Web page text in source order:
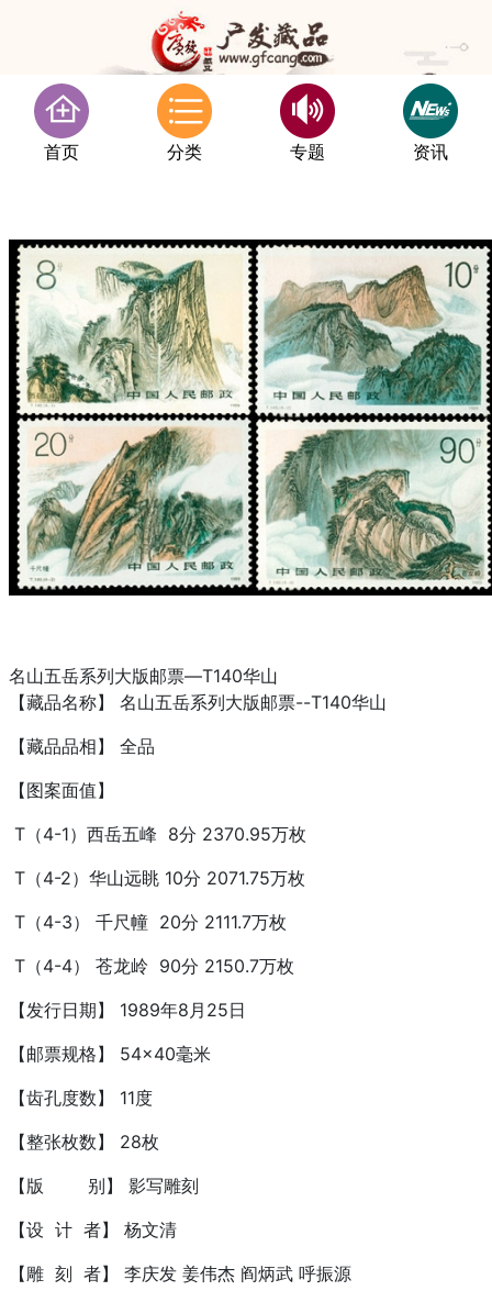
首页 分类 专题 资讯
名山五岳系列大版邮票—T140华山
【藏品名称】 名山五岳系列大版邮票--T140华山
【藏品品相】 全品
【图案面值】
T（4-1）西岳五峰 8分 2370.95万枚
T（4-2）华山远眺 10分 2071.75万枚
T（4-3） 千尺幢 20分 2111.7万枚
T（4-4） 苍龙岭 90分 2150.7万枚
【发行日期】 1989年8月25日
【邮票规格】 54×40毫米
【齿孔度数】 11度
【整张枚数】 28枚
【版 别】 影写雕刻
【设 计 者】 杨文清
【雕 刻 者】 李庆发 姜伟杰 阎炳武 呼振源